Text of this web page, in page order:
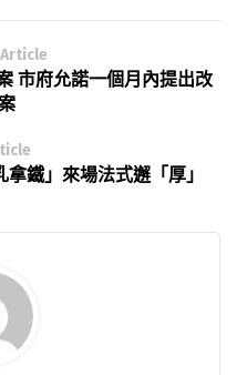
市府允諾一個月內提出改
鐵」來場法式邂「厚」